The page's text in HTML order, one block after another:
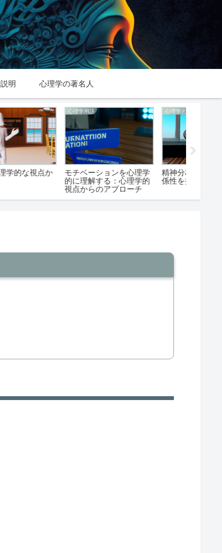
明 心理学の著名人
心理学用語
チベーションを心理学
的に理解する：心理学的
視点からのアプローチ
心理学と関連する学問
精神分析学と心理学の関
係性を探る